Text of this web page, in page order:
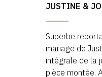
JUSTINE &
Superbe
mariage de
intégrale de la
pièce montée.